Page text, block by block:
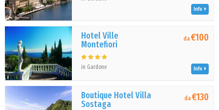
Info
Hotel Ville
Montefiori
in Gardone
da€100
Info
Boutique Hotel Villa
Sostaga
da€130